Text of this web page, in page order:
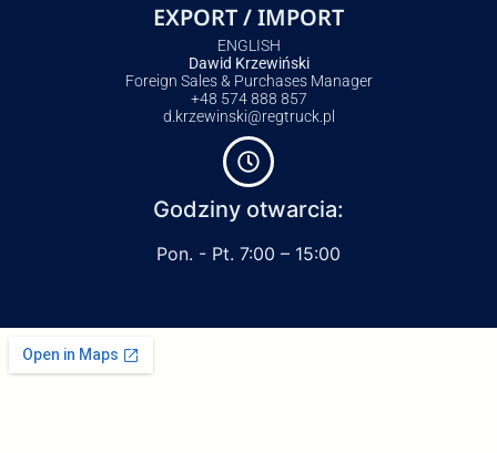
EXPORT / IMPORT
ENGLISH
Dawid Krzewiński
Foreign Sales & Purchases Manager
+48 574 888 857
d.krzewinski@regtruck.pl
Godziny otwarcia:
Pon. - Pt. 7:00 – 15:00